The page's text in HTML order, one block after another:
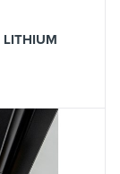
LITHIUM